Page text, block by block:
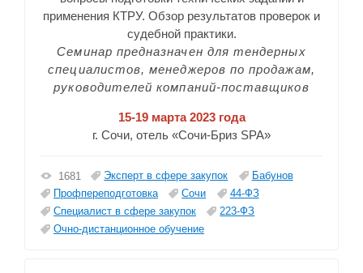
применения КТРУ. Обзор результатов проверок и
судебной практики.
Семинар предназначен для тендерных
специалистов, менеджеров по продажам,
руководителей компаний-поставщиков
15-19 марта 2023 года
г. Сочи, отель «Сочи-Бриз SPA»
1681 Эксперт в сфере закупок
Бабунов
Профпереподготовка
Сочи
44-ФЗ
Специалист в сфере закупок
223-ФЗ
Очно-дистанционное обучение